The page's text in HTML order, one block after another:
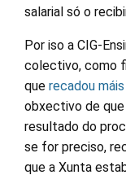
salarial só o
Por iso a CIG-
colectivo, como
que recadou
obxectivo de que
resultado do
se for preciso,
que a Xunta